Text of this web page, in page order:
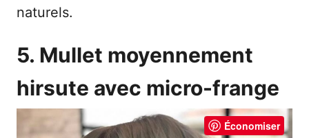
naturels.
5. Mullet moyennement
hirsute avec micro-frange
Économiser